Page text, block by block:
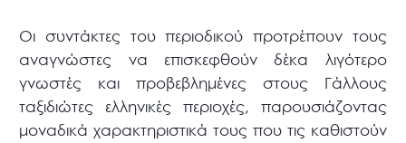
Οι συντάκτες του περιοδικού προτρέπουν τους
αναγνώστες να επισκεφθούν δέκα λιγότερο
γνωστές και προβεβλημένες στους Γάλλους
ταξιδιώτες ελληνικές περιοχές, παρουσιάζοντας
μοναδικά χαρακτηριστικά τους που τις καθιστούν